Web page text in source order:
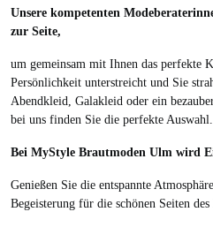
Unsere kompetenten
zur Seite,
um gemeinsam mit Ihnen das perfekte
Persönlichkeit unterstreicht und Sie
Abendkleid, Galakleid oder ein
bei uns finden Sie die perfekte Auswahl.
Bei MyStyle Brautmoden Ulm wird
Genießen Sie die entspannte
Begeisterung für die schönen Seiten des